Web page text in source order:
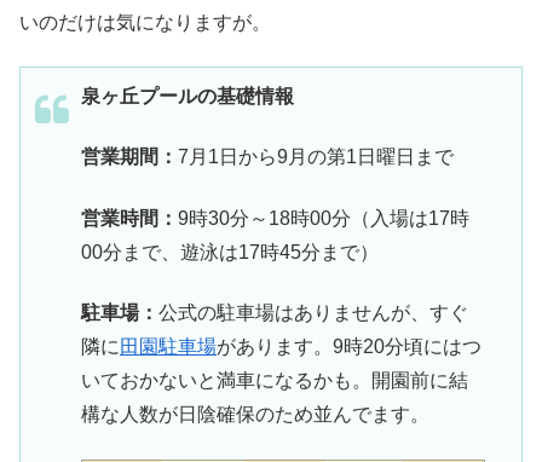
いのだけは気になりますが。
泉ヶ丘プールの基礎情報
営業期間： 7月1日から9月の第1日曜日まで
営業時間： 9時30分～18時00分（入場は17時
00分まで、遊泳は17時45分まで）
駐車場： 公式の駐車場はありませんが、すぐ
隣に 田園駐車場があります。9時20分頃にはつ
いておかないと満車になるかも。開園前に結
構な人数が日陰確保のため並んでます。